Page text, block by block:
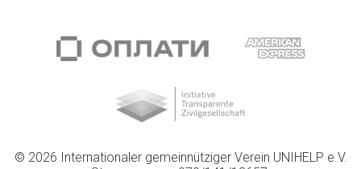
© 2026 Internationaler gemeinnütziger Verein UNIHELP e.V.